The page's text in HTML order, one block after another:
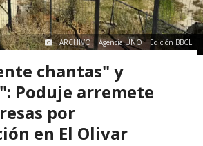
ARCHIVO | Agencia UNO | Edición BBCL
chantas" y
Poduje arremete
por
en El Olivar